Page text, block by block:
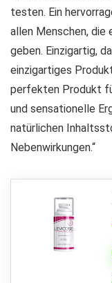
testen. Ein
allen Menschen, die
geben. Einzigartig,
einzigartiges
perfekten Produkt
und sensationelle
natürlichen
Nebenwirkungen.“